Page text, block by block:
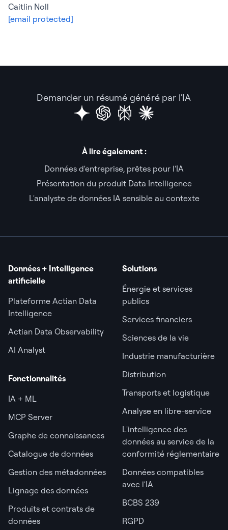
Caitlin Noll
[email protected]
Demander un résumé généré par l'IA
À lire également :
Données d'entreprise, prêtes pour l'IA
Présentation du produit Data Intelligence
L'analyste de données IA sensible au contexte
Données + Intelligence
artificielle
Plateforme Actian Data
Intelligence
Actian Data Observability
AI Analyst
Fonctionnalités
IA + ML
MCP Server
Graphe de connaissances
Catalogue de données
Gestion des métadonnées
Lignage des données
Produits et contrats de
données
Solutions
Énergie et services
publics
Services financiers
Sciences de la vie
Industrie manufacturière
Distribution
Transports et logistique
Analyse en libre-service
L'intelligence des
données au service de la
conformité réglementaire
Données compatibles
avec l'IA
BCBS 239
RGPD